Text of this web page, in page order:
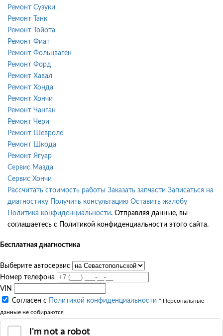
Ремонт Сузуки
Ремонт Танк
Ремонт Тойота
Ремонт Фиат
Ремонт Фольцваген
Ремонт Форд
Ремонт Хавал
Ремонт Хонда
Ремонт Хончи
Ремонт Чанган
Ремонт Чери
Ремонт Шевроле
Ремонт Шкода
Ремонт Ягуар
Сервис Мазда
Сервис Хончи
Рассчитать стоимость работы Заказать запчасти Записаться на
диагностику
Получить консультацию Оставить жалобу
Политика конфиденциальности. Отправляя данные, вы
соглашаетесь с Политикой конфиденциальности этого сайта.
Бесплатная диагностика
Выберите автосервис
Номер телефона
VIN
Согласен с
Политикой конфиденциальности * Персональные
данные не собираются